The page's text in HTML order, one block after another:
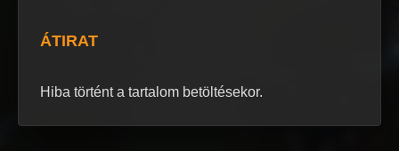
ÁTIRAT
Hiba történt a tartalom betöltésekor.